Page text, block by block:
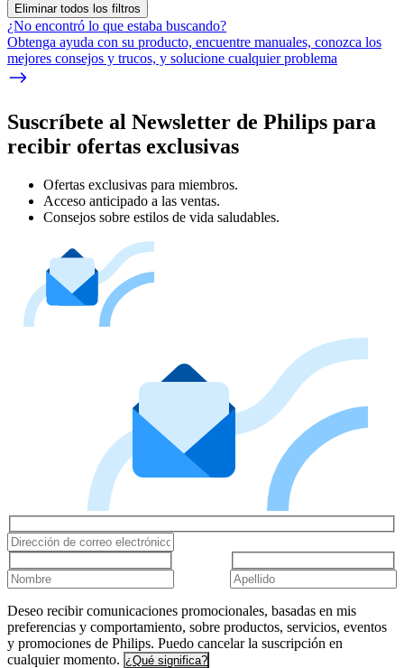
Eliminar todos los filtros
¿No encontró lo que estaba buscando?
Obtenga ayuda con su producto, encuentre manuales, conozca los
mejores consejos y trucos, y solucione cualquier problema
Suscríbete al Newsletter de Philips para
recibir ofertas exclusivas
Ofertas exclusivas para miembros.
Acceso anticipado a las ventas.
Consejos sobre estilos de vida saludables.
Deseo recibir comunicaciones promocionales, basadas en mis
preferencias y comportamiento, sobre productos, servicios, eventos
y promociones de Philips. Puedo cancelar la suscripción en
cualquier momento. ¿Qué significa?